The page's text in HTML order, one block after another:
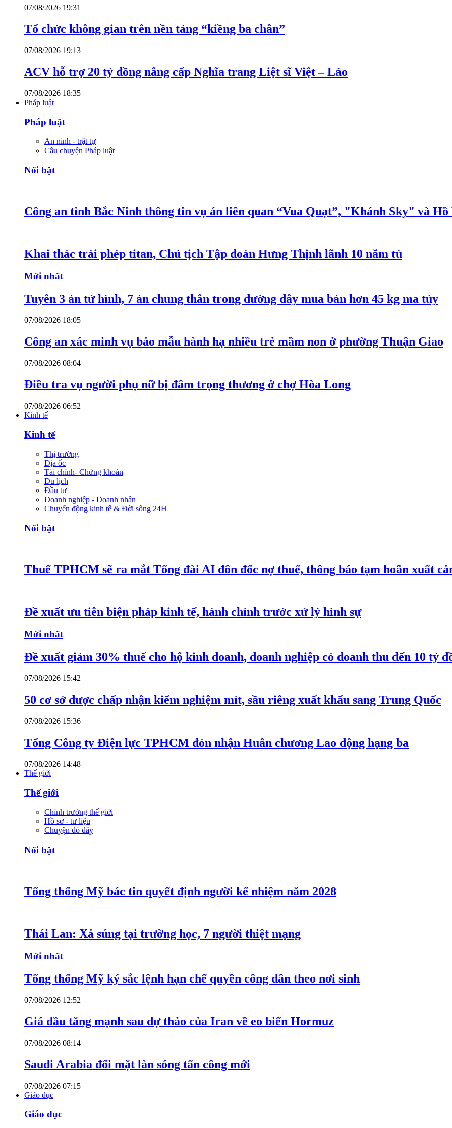
07/08/2026 19:31
Tổ chức không gian trên nền tảng “kiềng ba chân”
07/08/2026 19:13
ACV hỗ trợ 20 tỷ đồng nâng cấp Nghĩa trang Liệt sĩ Việt – Lào
07/08/2026 18:35
Pháp luật
Pháp luật
An ninh - trật tự
Câu chuyện Pháp luật
Nổi bật
Công an tỉnh Bắc Ninh thông tin vụ án liên quan “Vua Quạt”, "Khánh Sky" và Hồ
Khai thác trái phép titan, Chủ tịch Tập đoàn Hưng Thịnh lãnh 10 năm tù
Mới nhất
Tuyên 3 án tử hình, 7 án chung thân trong đường dây mua bán hơn 45 kg ma túy
07/08/2026 18:05
Công an xác minh vụ bảo mẫu hành hạ nhiều trẻ mầm non ở phường Thuận Giao
07/08/2026 08:04
Điều tra vụ người phụ nữ bị đâm trọng thương ở chợ Hòa Long
07/08/2026 06:52
Kinh tế
Kinh tế
Thị trường
Địa ốc
Tài chính- Chứng khoán
Du lịch
Đầu tư
Doanh nghiệp - Doanh nhân
Chuyển động kinh tế & Đời sống 24H
Nổi bật
Thuế TPHCM sẽ ra mắt Tổng đài AI đôn đốc nợ thuế, thông báo tạm hoãn xuất
Đề xuất ưu tiên biện pháp kinh tế, hành chính trước xử lý hình sự
Mới nhất
Đề xuất giảm 30% thuế cho hộ kinh doanh, doanh nghiệp có doanh thu đến 10 tỷ
07/08/2026 15:42
50 cơ sở được chấp nhận kiểm nghiệm mít, sầu riêng xuất khẩu sang Trung Quốc
07/08/2026 15:36
Tổng Công ty Điện lực TPHCM đón nhận Huân chương Lao động hạng ba
07/08/2026 14:48
Thế giới
Thế giới
Chính trường thế giới
Hồ sơ - tư liệu
Chuyện đó đây
Nổi bật
Tổng thống Mỹ bác tin quyết định người kế nhiệm năm 2028
Thái Lan: Xả súng tại trường học, 7 người thiệt mạng
Mới nhất
Tổng thống Mỹ ký sắc lệnh hạn chế quyền công dân theo nơi sinh
07/08/2026 12:52
Giá dầu tăng mạnh sau dự thảo của Iran về eo biển Hormuz
07/08/2026 08:14
Saudi Arabia đối mặt làn sóng tấn công mới
07/08/2026 07:15
Giáo dục
Giáo dục